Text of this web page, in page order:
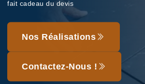
fait cadeau du devis
Nos Réalisations
Contactez-Nous !